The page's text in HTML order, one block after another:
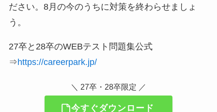
ださい。8月の今のうちに対策を終わらせましょ
う。
27卒と28卒のWEBテスト問題集公式
⇒https://careerpark.jp/
＼ 27卒・28卒限定 ／
今すぐダウンロード